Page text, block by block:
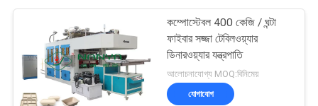
কম্পোস্টেবল 400 কেজি / ঘন্টা
ফাইবার সজ্জা টেবিলওয়্যার
ডিনারওয়্যার যন্ত্রপাতি
আলোচনাযোগ্য MOQ:বিনিমেয়
যোগাযোগ